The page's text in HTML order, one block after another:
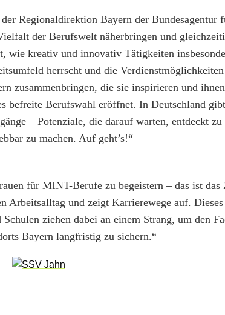
Regionaldirektion Bayern der
der Berufswelt näherbringen und
wie kreativ und innovativ Tätigkeiten
herrscht und die
zusammenbringen, die sie inspirieren und
befreite Berufswahl eröffnet. In Deutschland
– Potenziale, die darauf warten, entdeckt
zu machen. Auf geht’s!“
für MINT-Berufe zu begeistern – das ist
Arbeitsalltag und zeigt Karrierewege auf.
ziehen dabei an einem Strang, um den
Bayern langfristig zu sichern.“